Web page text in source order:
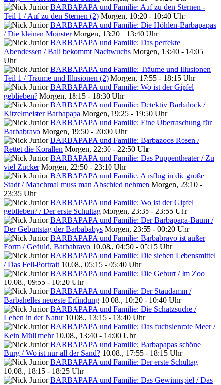
BARBAPAPA und Familie: Auf zu den Sternen -
Teil 1 / Auf zu den Sternen (2) Morgen, 10:20 - 10:40 Uhr
BARBAPAPA und Familie: Die Höhlen-Barbapapas
/ Die kleinen Monster Morgen, 13:20 - 13:40 Uhr
BARBAPAPA und Familie: Das perfekte
Abendessen / Bali bekommt Nachwuchs Morgen, 13:40 - 14:05
Uhr
BARBAPAPA und Familie: Träume und Illusionen
Teil 1 / Träume und Illusionen (2) Morgen, 17:55 - 18:15 Uhr
BARBAPAPA und Familie: Wo ist der Gipfel
geblieben? Morgen, 18:15 - 18:30 Uhr
BARBAPAPA und Familie: Detektiv Barbalock /
Kitzelmeister Barbapapa Morgen, 19:25 - 19:50 Uhr
BARBAPAPA und Familie: Eine Überraschung für
Barbabravo Morgen, 19:50 - 20:00 Uhr
BARBAPAPA und Familie: Barbazoos Rosen /
Rettet die Korallen Morgen, 22:30 - 22:50 Uhr
BARBAPAPA und Familie: Das Puppentheater / Zu
viel Zucker Morgen, 22:50 - 23:10 Uhr
BARBAPAPA und Familie: Ausflug in die große
Stadt / Manchmal muss man Abschied nehmen Morgen, 23:10 -
23:35 Uhr
BARBAPAPA und Familie: Wo ist der Gipfel
geblieben? / Der erste Schultag Morgen, 23:35 - 23:55 Uhr
BARBAPAPA und Familie: Der Barbapapa-Baum /
Der Geburtstag der Barbababys Morgen, 23:55 - 00:20 Uhr
BARBAPAPA und Familie: Barbabravo ist außer
Form / Geduld, Barbabravo 10.08., 04:50 - 05:15 Uhr
BARBAPAPA und Familie: Die sieben Lebensmittel
/ Das Fell-Portrait 10.08., 05:15 - 05:40 Uhr
BARBAPAPA und Familie: Die Geburt / Im Zoo
10.08., 09:55 - 10:20 Uhr
BARBAPAPA und Familie: Der Staudamm /
Barbahelles neueste Erfindung 10.08., 10:20 - 10:40 Uhr
BARBAPAPA und Familie: Die Schatzsuche /
Leben in der Natur 10.08., 13:15 - 13:40 Uhr
BARBAPAPA und Familie: Das fuchsienrote Meer /
Kein Müll mehr 10.08., 13:40 - 14:00 Uhr
BARBAPAPA und Familie: Barbapapas schöne
Burg / Wo ist nur all der Sand? 10.08., 17:55 - 18:15 Uhr
BARBAPAPA und Familie: Der erste Schultag
10.08., 18:15 - 18:25 Uhr
BARBAPAPA und Familie: Das Gewinnspiel / Das